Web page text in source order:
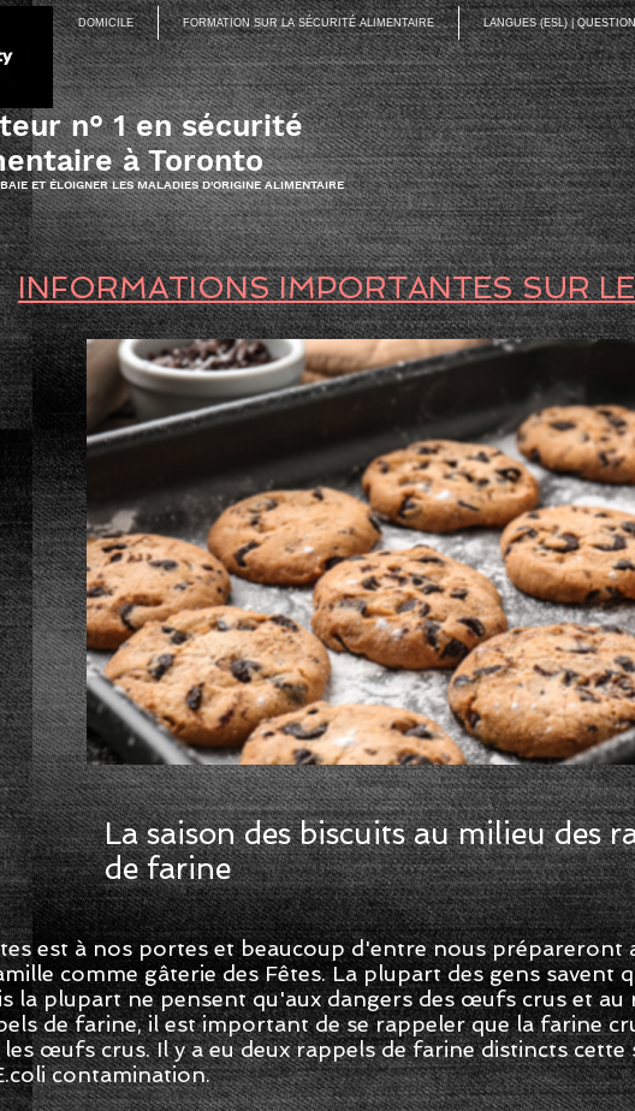
DOMICILE FORMATION SUR LA SÉCURITÉ ALIMENTAIRE LANGUES (ESL) |
n° 1 en sécurité
à Toronto
ET ÉLOIGNER LES MALADIES D'ORIGINE ALIMENTAIRE
INFORMATIONS IMPORTANTES SUR
La saison des biscuits au milieu des
de farine
est à nos portes et beaucoup d'entre nous prépareront
comme gâterie des Fêtes. La plupart des gens savent
la plupart ne pensent qu'aux dangers des œufs crus et au
de farine, il est important de se rappeler que la farine
œufs crus. Il y a eu deux rappels de farine distincts cette
contamination.